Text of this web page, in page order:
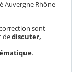
Auvergne Rhône
sont
dediscuter,
.